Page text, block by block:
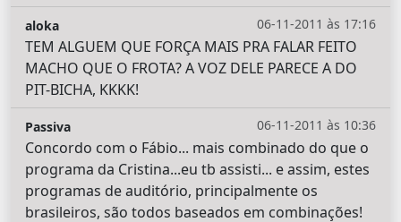
06-11-2011 às 17:16
aloka
TEM ALGUEM QUE FORÇA MAIS PRA FALAR FEITO
MACHO QUE O FROTA? A VOZ DELE PARECE A DO
PIT-BICHA, KKKK!
06-11-2011 às 10:36
Passiva
Concordo com o Fábio... mais combinado do que o
programa da Cristina...eu tb assisti... e assim, estes
programas de auditório, principalmente os
brasileiros, são todos baseados em combinações!